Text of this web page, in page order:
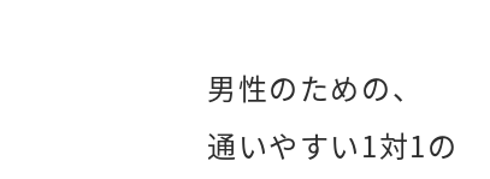
男性のための、
通いやすい1対1の